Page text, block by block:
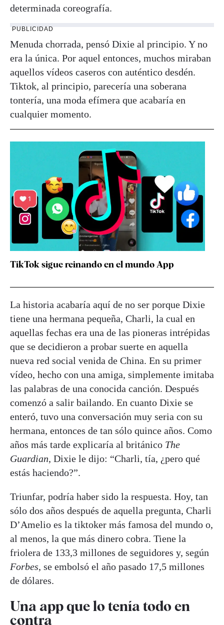
determinada coreografía.
PUBLICIDAD
Menuda chorrada, pensó Dixie al principio. Y no
era la única. Por aquel entonces, muchos miraban
aquellos vídeos caseros con auténtico desdén.
Tiktok, al principio, parecería una soberana
tontería, una moda efímera que acabaría en
cualquier momento.
TikTok sigue reinando en el mundo App
La historia acabaría aquí de no ser porque Dixie
tiene una hermana pequeña, Charli, la cual en
aquellas fechas era una de las pioneras intrépidas
que se decidieron a probar suerte en aquella
nueva red social venida de China. En su primer
vídeo, hecho con una amiga, simplemente imitaba
las palabras de una conocida canción. Después
comenzó a salir bailando. En cuanto Dixie se
enteró, tuvo una conversación muy seria con su
hermana, entonces de tan sólo quince años. Como
años más tarde explicaría al británico The
Guardian, Dixie le dijo: “Charli, tía, ¿pero qué
estás haciendo?”.
Triunfar, podría haber sido la respuesta. Hoy, tan
sólo dos años después de aquella pregunta, Charli
D’Amelio es la tiktoker más famosa del mundo o,
al menos, la que más dinero cobra. Tiene la
friolera de 133,3 millones de seguidores y, según
Forbes, se embolsó el año pasado 17,5 millones
de dólares.
Una appque lo tenía todo en
contra